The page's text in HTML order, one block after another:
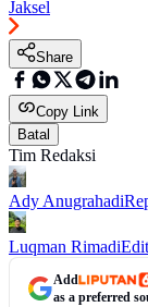
Jaksel
Share
Copy Link
Batal
Tim Redaksi
Ady Anugrahadi
Luqman Rimadi
Add
as a preferred